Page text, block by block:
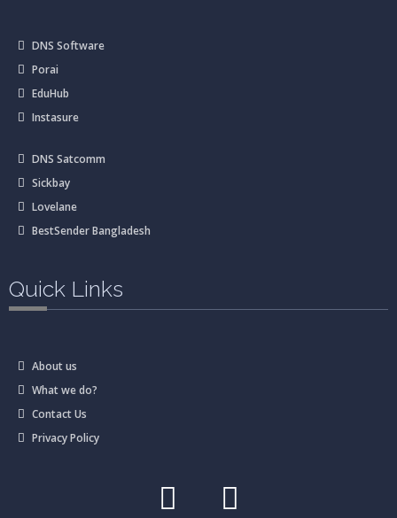
DNS Software
Porai
EduHub
Instasure
DNS Satcomm
Sickbay
Lovelane
BestSender Bangladesh
Quick Links
About us
What we do?
Contact Us
Privacy Policy